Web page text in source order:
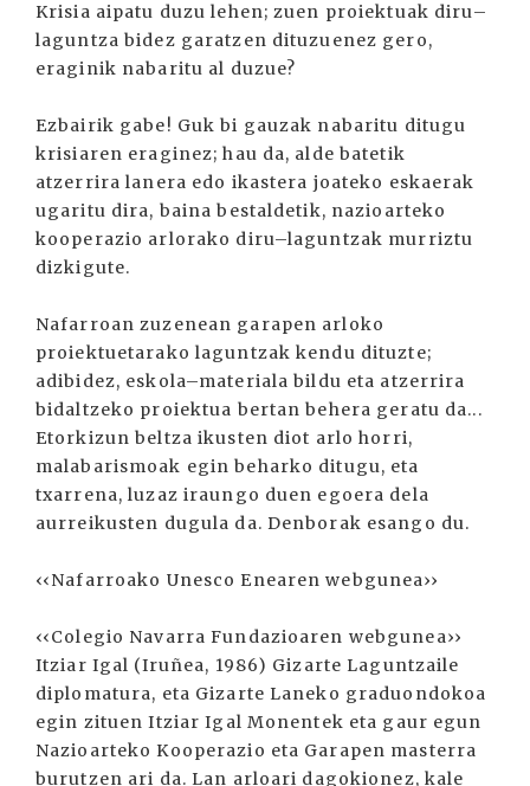
Krisia aipatu duzu lehen; zuen proiektuak diru–
laguntza bidez garatzen dituzuenez gero,
eraginik nabaritu al duzue?
Ezbairik gabe! Guk bi gauzak nabaritu ditugu
krisiaren eraginez; hau da, alde batetik
atzerrira lanera edo ikastera joateko eskaerak
ugaritu dira, baina bestaldetik, nazioarteko
kooperazio arlorako diru–laguntzak murriztu
dizkigute.
Nafarroan zuzenean garapen arloko
proiektuetarako laguntzak kendu dituzte;
adibidez, eskola–materiala bildu eta atzerrira
bidaltzeko proiektua bertan behera geratu da...
Etorkizun beltza ikusten diot arlo horri,
malabarismoak egin beharko ditugu, eta
txarrena, luzaz iraungo duen egoera dela
aurreikusten dugula da. Denborak esango du.
‹‹Nafarroako Unesco Enearen webgunea››
‹‹Colegio Navarra Fundazioaren webgunea››
Itziar Igal (Iruñea, 1986) Gizarte Laguntzaile
diplomatura, eta Gizarte Laneko graduondokoa
egin zituen Itziar Igal Monentek eta gaur egun
Nazioarteko Kooperazio eta Garapen masterra
burutzen ari da. Lan arloari dagokionez, kale